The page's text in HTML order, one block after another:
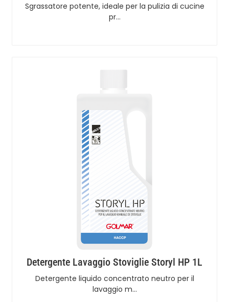
Sgrassatore potente, ideale per la pulizia di cucine
pr…
Detergente Lavaggio Stoviglie Storyl HP 1L
Detergente liquido concentrato neutro per il
lavaggio m…